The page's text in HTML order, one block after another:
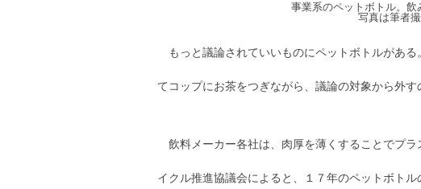
事業系のペットボトル。
写真は筆者
もっと議論されていいものにペットボトルがあ
てコップにお茶をつぎながら、議論の対象から外す
飲料メーカー各社は、肉厚を薄くすることでプ
イクル推進協議会によると、１７年のペットボト